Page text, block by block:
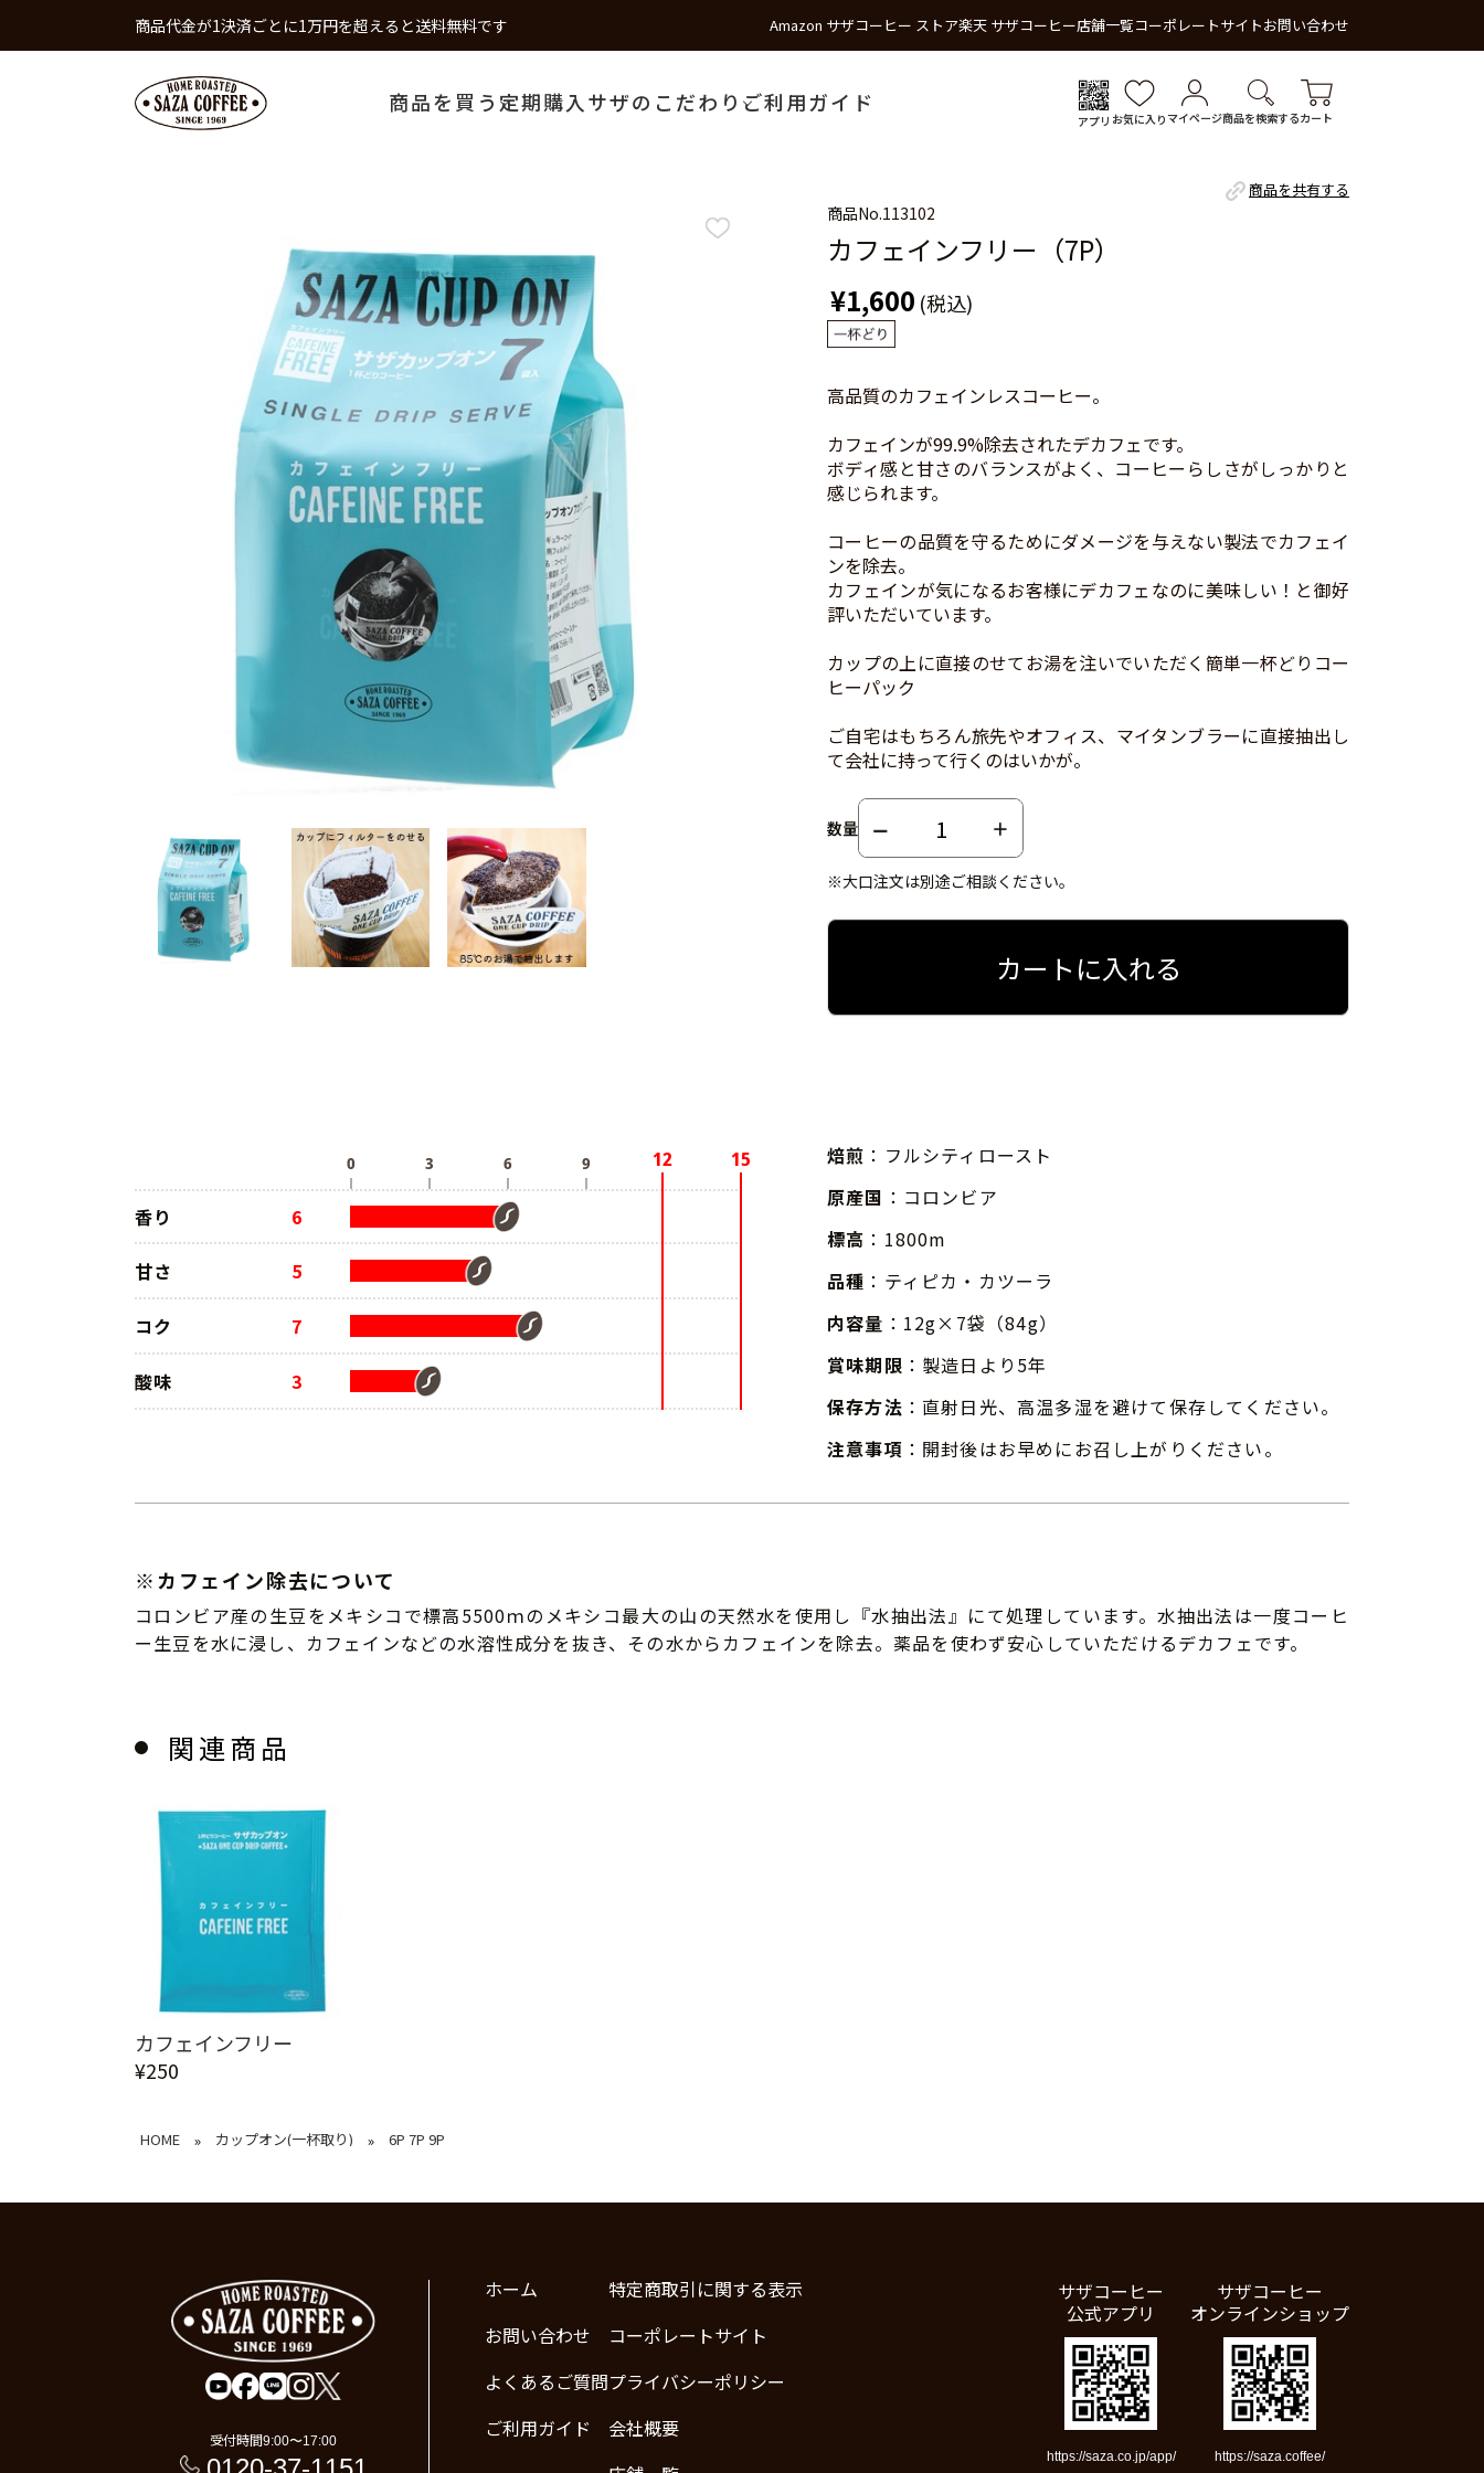
商品代金が1決済ごとに1万円を超えると送料無料です Amazon サザコーヒー ストア楽天 サザコーヒー店舗一覧コーポレートサイトお問い合わせ
商品を買う 定期購入 サザのこだわり ご利用ガイド
アプリ お気に入り マイページ商品を検索するカート
商品を共有する
商品No.113102
カフェインフリー（7P）
¥1,600 (税込)
高品質のカフェインレスコーヒー。
カフェインが99.9%除去されたデカフェです。
ボディ感と甘さのバランスがよく、コーヒーらしさがしっかりと
感じられます。
コーヒーの品質を守るためにダメージを与えない製法でカフェイ
ンを除去。
カフェインが気になるお客様にデカフェなのに美味しい！と御好
評いただいています。
カップの上に直接のせてお湯を注いでいただく簡単一杯どりコー
ヒーパック
ご自宅はもちろん旅先やオフィス、マイタンブラーに直接抽出し
て会社に持って行くのはいかが。
数量
※大口注文は別途ご相談ください。
カートに入れる
香り 6
甘さ 5
コク 7
酸味 3
焙煎 ：フルシティロースト
原産国 ：コロンビア
標高 ：1800m
品種 ：ティピカ・カツーラ
内容量 ：12g×7袋（84g）
賞味期限 ：製造日より5年
保存方法 ：直射日光、高温多湿を避けて保存してください。
注意事項 ：開封後はお早めにお召し上がりください。
※カフェイン除去について
コロンビア産の生豆をメキシコで標高5500ｍのメキシコ最大の山の天然水を使用し『水抽出法』にて処理しています。水抽出法は一度コーヒ
ー生豆を水に浸し、カフェインなどの水溶性成分を抜き、その水からカフェインを除去。薬品を使わず安心していただけるデカフェです。
関連商品
カフェインフリー
¥250
HOME » カップオン(一杯取り) » 6P 7P 9P
受付時間9:00〜17:00
ホーム
お問い合わせ
よくあるご質問
ご利用ガイド
特定商取引に関する表示
コーポレートサイト
プライバシーポリシー
会社概要
サザコーヒー
公式アプリ
https://saza.co.jp/app/
サザコーヒー
オンラインショップ
https://saza.coffee/